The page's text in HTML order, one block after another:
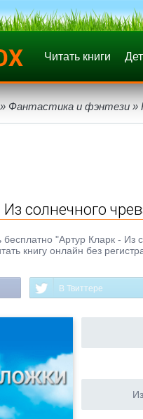
Читать книги
» Фантастика и фэнтези »
солнечного
бесплатно "Артур Кларк -
книгу онлайн без
В Твиттере